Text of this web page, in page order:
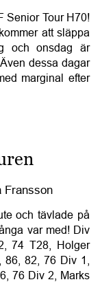
Senior Tour H70!
att släppa
och onsdag är
dessa dagar
marginal efter
Fransson
och tävlade på
var med! Div
74 T28, Holger
86, 82, 76 Div 1,
76 Div 2, Marks